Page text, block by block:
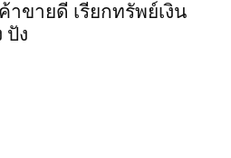
ขาย​ดี​ เรียก​ทรัพย์เงิน
ปัง​